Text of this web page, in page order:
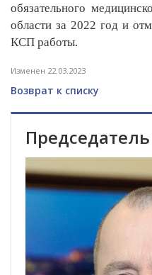
обязательного
области за 2022 год и
КСП работы.
Изменен 22.03.2023
Возврат к списку
Председатель